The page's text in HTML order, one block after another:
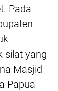
Pada
silat yang
Masjid
Papua